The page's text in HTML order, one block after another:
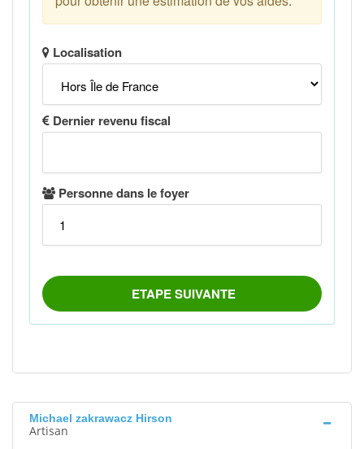
Michael zakrawacz Hirson
Artisan